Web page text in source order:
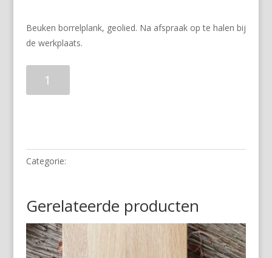
Beuken borrelplank, geolied. Na afspraak op te halen bij
de werkplaats.
borrelplank
Categorie:
Gerelateerde producten